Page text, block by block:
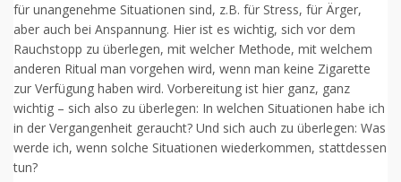
für unangenehme Situationen sind, z.B. für Stress, für Ärger,
aber auch bei Anspannung. Hier ist es wichtig, sich vor dem
Rauchstopp zu überlegen, mit welcher Methode, mit welchem
anderen Ritual man vorgehen wird, wenn man keine Zigarette
zur Verfügung haben wird. Vorbereitung ist hier ganz, ganz
wichtig – sich also zu überlegen: In welchen Situationen habe ich
in der Vergangenheit geraucht? Und sich auch zu überlegen: Was
werde ich, wenn solche Situationen wiederkommen, stattdessen
tun?